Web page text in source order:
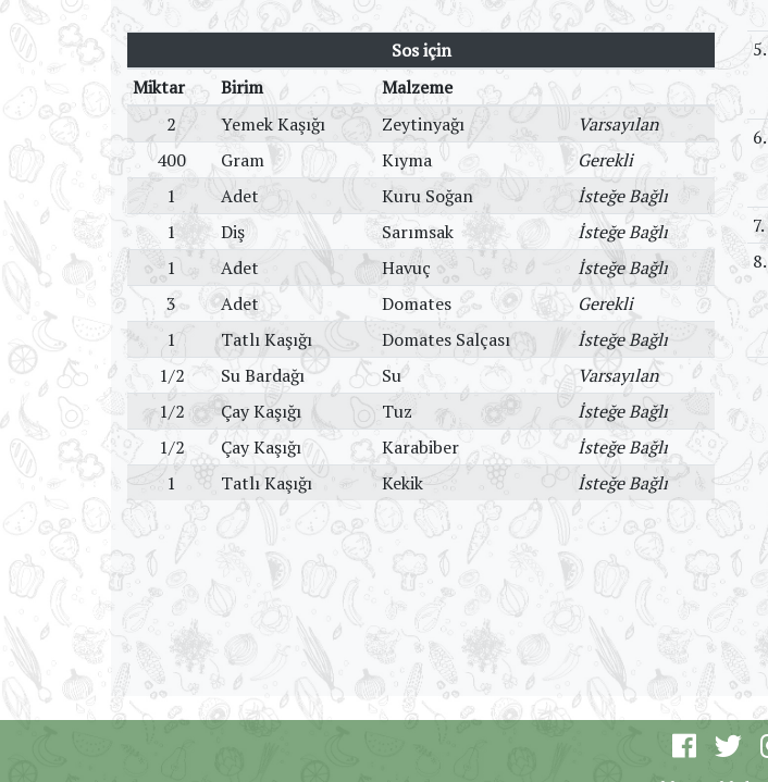
Sos için
Miktar
Birim
Malzeme
2
Yemek Kaşığı Zeytinyağı
Varsayılan
400
Gram Kıyma
Gerekli
1
Adet Kuru Soğan
İsteğe Bağlı
1
Diş Sarımsak
İsteğe Bağlı
1
Adet Havuç
İsteğe Bağlı
3
Adet Domates
Gerekli
1
Tatlı Kaşığı Domates Salçası
İsteğe Bağlı
1/2
Su Bardağı Su
Varsayılan
1/2
Çay Kaşığı Tuz
İsteğe Bağlı
1/2
Çay Kaşığı Karabiber
İsteğe Bağlı
1
Tatlı Kaşığı Kekik İsteğe Bağlı
5.
6.
7.
8.